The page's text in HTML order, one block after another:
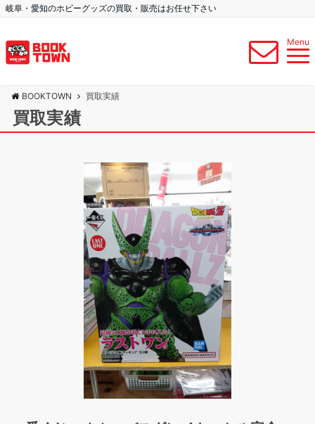
岐阜・愛知のホビーグッズの買取・販売はお任せ下さい
Menu
BOOKTOWN 買取実績
買取実績